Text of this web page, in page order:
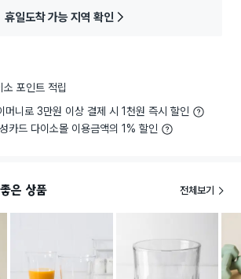
휴일도착 가능 지역 확인
포인트 적립
머니로 3만원 이상 결제 시 1천원 즉시 할인
카드 다이소몰 이용금액의 1% 할인
은 상품 전체보기